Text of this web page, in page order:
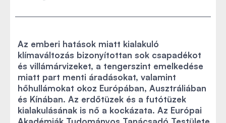
Az emberi hatások miatt kialakuló
klímaváltozás bizonyítottan sok csapadékot
és villámárvizeket, a tengerszint emelkedése
miatt part menti áradásokat, valamint
hőhullámokat okoz Európában, Ausztráliában
és Kínában. Az erdőtüzek és a futótüzek
kialakulásának is nő a kockázata. Az Európai